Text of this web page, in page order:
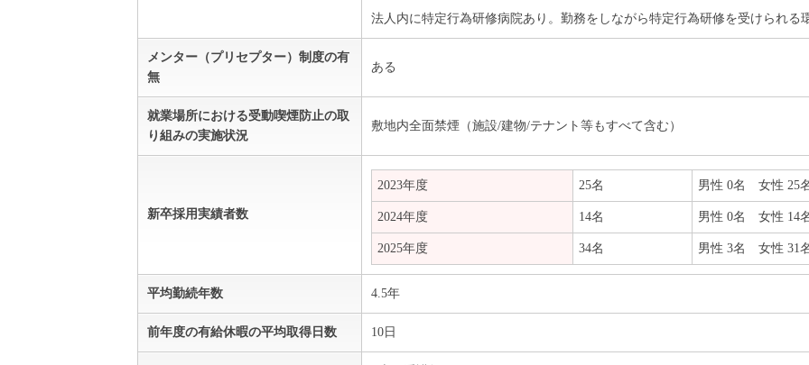
法人内に特定行為研修病院あり。勤務をしながら特定行為研修を受けられ
メンター（プリセプター）制度の有
無
ある
就業場所における受動喫煙防止の取
り組みの実施状況
敷地内全面禁煙（施設/建物/テナント等もすべて含む）
新卒採用実績者数
2023年度 25名 男性 0名 女性 25
2024年度 14名 男性 0名 女性 14
2025年度 34名 男性 3名 女性 31
平均勤続年数 4.5年
前年度の有給休暇の平均取得日数 10日